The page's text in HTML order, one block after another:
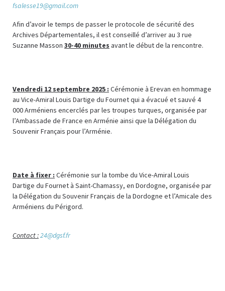
fsalesse19@gmail.com
Afin d’avoir le temps de passer le protocole de sécurité des
Archives Départementales, il est conseillé d’arriver au 3 rue
Suzanne Masson 30-40 minutes avant le début de la rencontre.
Vendredi 12 septembre 2025 : Cérémonie à Erevan en hommage
au Vice-Amiral Louis Dartige du Fournet qui a évacué et sauvé 4
000 Arméniens encerclés par les troupes turques, organisée par
l’Ambassade de France en Arménie ainsi que la Délégation du
Souvenir Français pour l’Arménie.
Date à fixer : Cérémonie sur la tombe du Vice-Amiral Louis
Dartige du Fournet à Saint-Chamassy, en Dordogne, organisée par
la Délégation du Souvenir Français de la Dordogne et l’Amicale des
Arméniens du Périgord.
Contact :24@dgsf.fr